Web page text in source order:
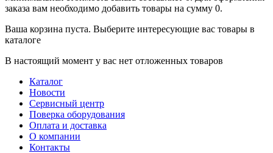
заказа вам необходимо добавить товары на сумму 0.
Ваша корзина пуста. Выберите интересующие вас товары в
каталоге
В настоящий момент у вас нет отложенных товаров
Каталог
Новости
Сервисный центр
Поверка оборудования
Оплата и доставка
О компании
Контакты